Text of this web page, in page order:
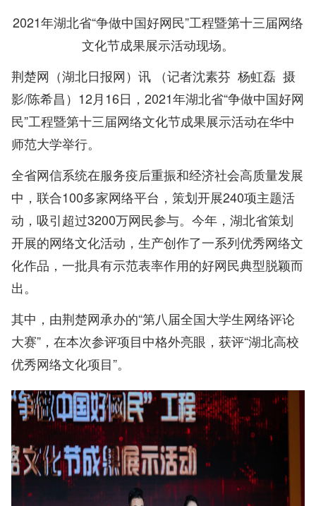
2021年湖北省“争做中国好网民”工程暨第十三届网络
文化节成果展示活动现场。
荆楚网（湖北日报网）讯 （记者沈素芬 杨虹磊 摄
影/陈希昌）12月16日，2021年湖北省“争做中国好网
民”工程暨第十三届网络文化节成果展示活动在华中
师范大学举行。
全省网信系统在服务疫后重振和经济社会高质量发展
中，联合100多家网络平台，策划开展240项主题活
动，吸引超过3200万网民参与。今年，湖北省策划
开展的网络文化活动，生产创作了一系列优秀网络文
化作品，一批具有示范表率作用的好网民典型脱颖而
出。
其中，由荆楚网承办的“第八届全国大学生网络评论
大赛”，在本次参评项目中格外亮眼，获评“湖北高校
优秀网络文化项目”。